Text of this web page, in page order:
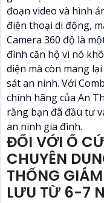
đoạn video và hình
điện thoại di động,
Camera 360 độ là
đình căn hộ vì nó
diện mà còn mang
sát an ninh. Với
chính hãng của An
rằng bạn đã đầu tư
an ninh gia đình.
ĐỐI VỚI Ổ
CHUYÊN
THỐNG
LƯU TỪ 6-7